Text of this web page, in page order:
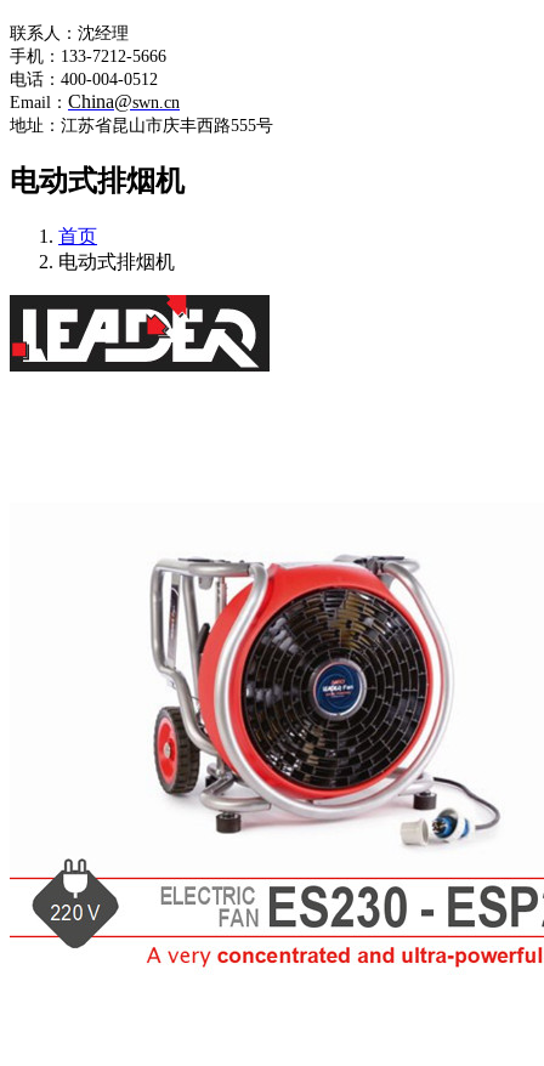
联系人：沈经理
手机：133-7212-5666
电话：400-004-0512
Email： China@swn.cn
地址：江苏省昆山市庆丰西路555号
电动式排烟机
首页
电动式排烟机